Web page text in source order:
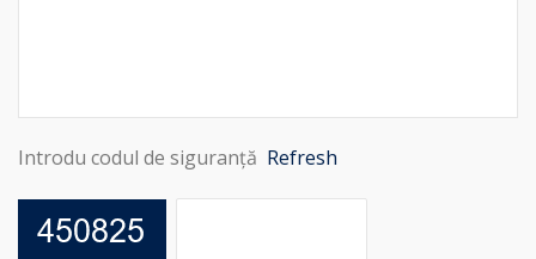
Introdu codul de siguranță Refresh